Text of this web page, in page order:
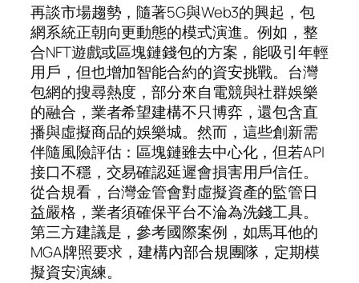
再談市場趨勢，隨著5G與Web3的興起，包
網系統正朝向更動態的模式演進。例如，整
合NFT遊戲或區塊鏈錢包的方案，能吸引年輕
用戶，但也增加智能合約的資安挑戰。台灣
包網的搜尋熱度，部分來自電競與社群娛樂
的融合，業者希望建構不只博弈，還包含直
播與虛擬商品的娛樂城。然而，這些創新需
伴隨風險評估：區塊鏈雖去中心化，但若API
接口不穩，交易確認延遲會損害用戶信任。
從合規看，台灣金管會對虛擬資產的監管日
益嚴格，業者須確保平台不淪為洗錢工具。
第三方建議是，參考國際案例，如馬耳他的
MGA牌照要求，建構內部合規團隊，定期模
擬資安演練。